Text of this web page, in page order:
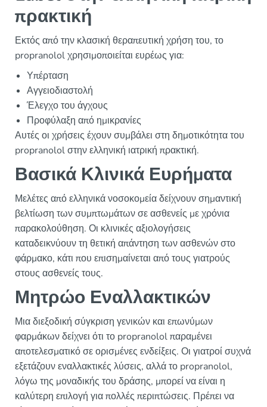
πρακτική
Εκτός από την κλασική θεραπευτική χρήση του, το
propranolol χρησιμοποιείται ευρέως για:
Υπέρταση
Αγγειοδιαστολή
Έλεγχο του άγχους
Προφύλαξη από ημικρανίες
Αυτές οι χρήσεις έχουν συμβάλει στη δημοτικότητα του
propranolol στην ελληνική ιατρική πρακτική.
Βασικά Κλινικά Ευρήματα
Μελέτες από ελληνικά νοσοκομεία δείχνουν σημαντική
βελτίωση των συμπτωμάτων σε ασθενείς με χρόνια
παρακολούθηση. Οι κλινικές αξιολογήσεις
καταδεικνύουν τη θετική απάντηση των ασθενών στο
φάρμακο, κάτι που επισημαίνεται από τους γιατρούς
στους ασθενείς τους.
Μητρώο Εναλλακτικών
Μια διεξοδική σύγκριση γενικών και επωνύμων
φαρμάκων δείχνει ότι το propranolol παραμένει
αποτελεσματικό σε ορισμένες ενδείξεις. Οι γιατροί συχνά
εξετάζουν εναλλακτικές λύσεις, αλλά το propranolol,
λόγω της μοναδικής του δράσης, μπορεί να είναι η
καλύτερη επιλογή για πολλές περιπτώσεις. Πρέπει να